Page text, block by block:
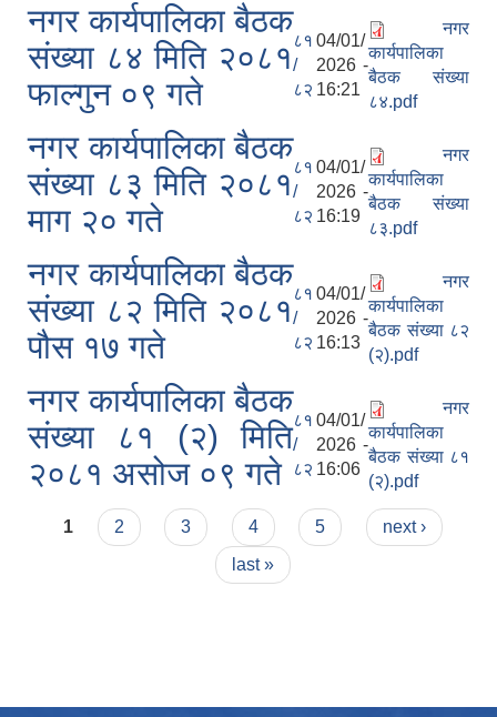
नगर कार्यपालिका बैठक
संख्या ८४ मिति २०८१
फाल्गुन ०९ गते
८१
/
८२
04/01/
2026 -
16:21
नगर
कार्यपालिका
बैठक संख्या
८४.pdf
नगर कार्यपालिका बैठक
संख्या ८३ मिति २०८१
माग २० गते
८१
/
८२
04/01/
2026 -
16:19
नगर
कार्यपालिका
बैठक संख्या
८३.pdf
नगर कार्यपालिका बैठक
संख्या ८२ मिति २०८१
पौस १७ गते
८१
/
८२
04/01/
2026 -
16:13
नगर
कार्यपालिका
बैठक संख्या ८२
(२).pdf
नगर कार्यपालिका बैठक
संख्या ८१ (२) मिति
२०८१ असोज ०९ गते
८१
/
८२
04/01/
2026 -
16:06
नगर
कार्यपालिका
बैठक संख्या ८१
(२).pdf
Pages
1 2 3 4 5
next ›
last »